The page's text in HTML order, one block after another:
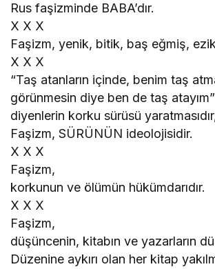
Rus faşizminde BABA’dır.
X X X
Faşizm, yenik, bitik, baş eğmiş, ezik
X X X
“Taş atanların içinde, benim taş
görünmesin diye ben de taş atayım”
diyenlerin korku sürüsü
Faşizm, SÜRÜNÜN ideolojisidir.
X X X
Faşizm,
korkunun ve ölümün hükümdarıdır.
X X X
Faşizm,
düşüncenin, kitabın ve yazarların
Düzenine aykırı olan her kitap